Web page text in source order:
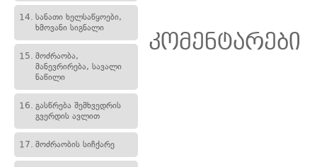
14. სანათი ხელსაწყოები,
ხმოვანი სიგნალი
15. მოძრაობა,
მანევრირება, სავალი
ნაწილი
16. გასწრება შემხვედრის
გვერდის ავლით
17. მოძრაობის სიჩქარე
კომენტარები